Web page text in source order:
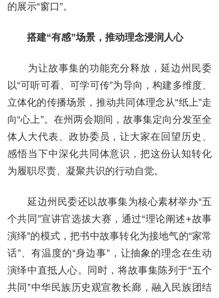
的展示“窗口”。
搭建“有感”场景，推动理念浸润人心
为让故事集的功能充分释放，延边州民委
以“可听可看、可学可传”为导向，构建多维度、
立体化的传播场景，推动共同体理念从“纸上”走
向“心上”。在州两会期间，故事集定向分发至全
体人大代表、政协委员，让大家在回望历史、
感悟当下中深化共同体意识，把这份认知转化
为履职尽责、凝聚共识的行动自觉。
延边州民委还以故事集为核心素材举办“五
个共同”宣讲官选拔大赛，通过“理论阐述+故事
演绎”的模式，把书中故事转化为接地气的“家常
话”、有温度的“身边事”，让抽象的理念在生动
演绎中直抵人心。同时，将故事集陈列于“五个
共同”中华民族历史观宣教长廊，融入民族团结